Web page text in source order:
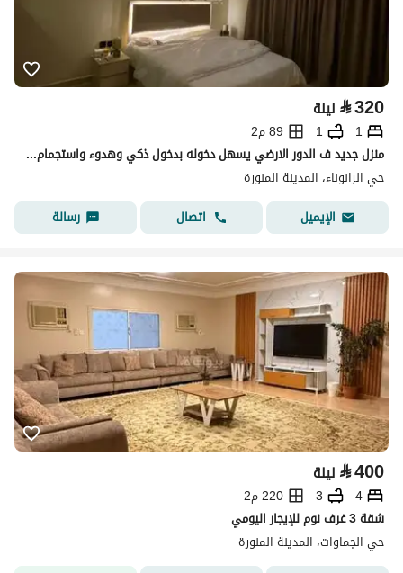
⃁320 ليلة
1
1
89 م2
منزل جديد ف الدور الارضي يسهل دخوله بدخول ذكي وهدوء واستجمام لك ولعائلك وتحظى بلحظات جميله لنفسك
حي الرانوناء، المدينة المنورة
الإيميل
اتصال رسالة
⃁400 ليلة
4
3
220 م2
شقة 3 غرف نوم للإيجار اليومي
حي الجماوات، المدينة المنورة